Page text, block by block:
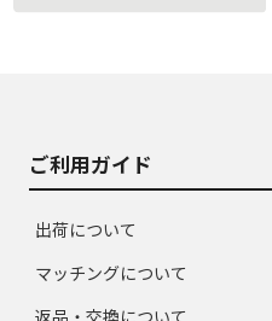
ご利用ガイド
出荷について
マッチングについて